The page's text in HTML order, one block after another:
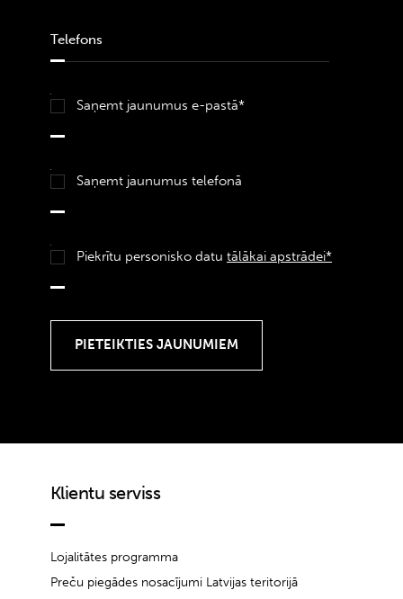
Saņemt jaunumus e-pastā*
Saņemt jaunumus telefonā
Piekrītu personisko datu tālākai apstrādei*
Klientu serviss
Lojalitātes programma
Preču piegādes nosacījumi Latvijas teritorijā